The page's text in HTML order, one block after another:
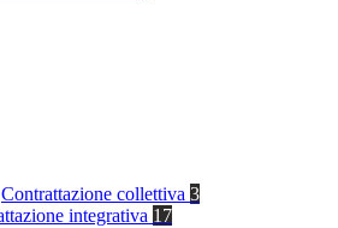
Contrattazione collettiva 3
integrativa 17